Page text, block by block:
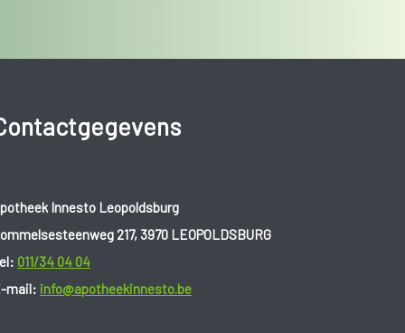
Innesto Leopoldsburg
217, 3970 LEOPOLDSBURG
011/34 04 04
mail: info@apotheekinnesto.be